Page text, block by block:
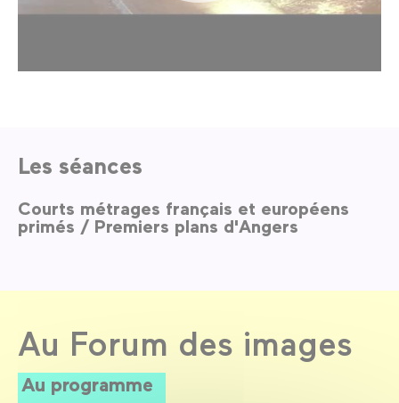
Les séances
Courts métrages français et européens
primés / Premiers plans d'Angers
Au Forum des images
Au programme